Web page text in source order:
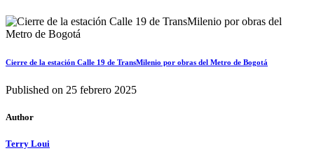
Cierre de la estación Calle 19 de TransMilenio por obras del Metro de Bogotá
Published on 25 febrero 2025
Author
Terry Loui